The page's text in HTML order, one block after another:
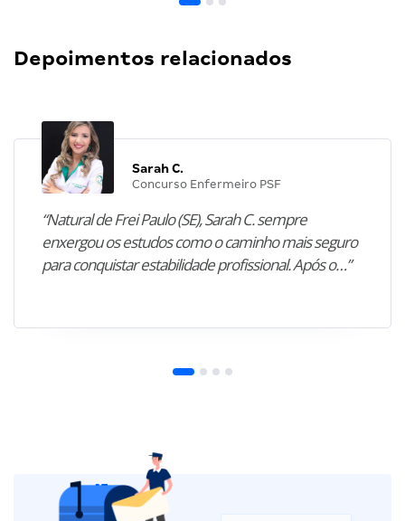
Depoimentos relacionados
Sarah C.
Concurso Enfermeiro PSF
“Natural de Frei Paulo (SE), Sarah C. sempre
enxergou os estudos como o caminho mais seguro
para conquistar estabilidade profissional. Após o…”